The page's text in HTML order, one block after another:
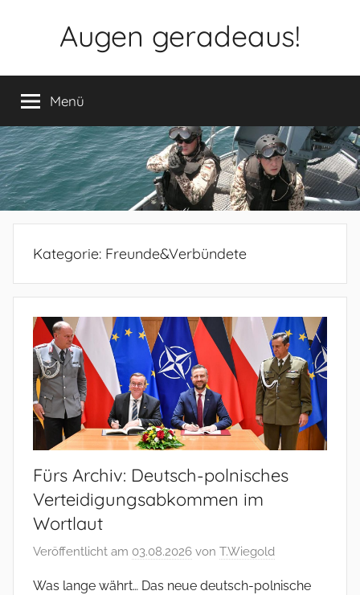
Augen geradeaus!
Menü
Kategorie: Freunde&Verbündete
Fürs Archiv: Deutsch-polnisches
Verteidigungsabkommen im
Wortlaut
Veröffentlicht am 03.08.2026 von T.Wiegold
Was lange währt… Das neue deutsch-polnische